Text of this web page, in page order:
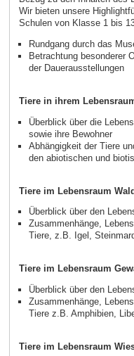
Wir bieten unsere
Schulen von Klasse 1 bis
Rundgang durch das
Betrachtung besonderer
der Dauerausstellungen
Tiere in ihrem
Überblick über die
sowie ihre Bewohner
Abhängigkeit der Tiere
den abiotischen und
Tiere im Lebensraum
Überblick über den
Zusammenhänge,
Tiere, z.B. Igel,
Tiere im Lebensraum
Überblick über den
Zusammenhänge,
Tiere z.B. Amphibien,
Tiere im Lebensraum